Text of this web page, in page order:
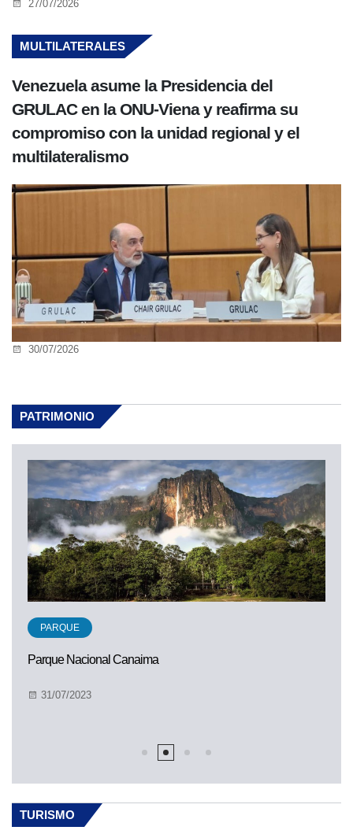
27/07/2026
MULTILATERALES
Venezuela asume la Presidencia del
GRULAC en la ONU-Viena y reafirma su
compromiso con la unidad regional y el
multilateralismo
30/07/2026
PATRIMONIO
PARQUE
Parque Nacional Canaima
31/07/2023
TURISMO